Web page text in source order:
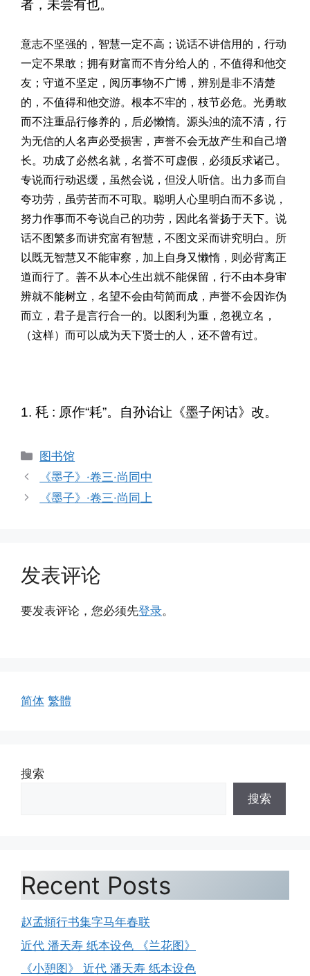
者，未尝有也。
意志不坚强的，智慧一定不高；说话不讲信用的，行动
一定不果敢；拥有财富而不肯分给人的，不值得和他交
友；守道不坚定，阅历事物不广博，辨别是非不清楚
的，不值得和他交游。根本不牢的，枝节必危。光勇敢
而不注重品行修养的，后必懒惰。源头浊的流不清，行
为无信的人名声必受损害，声誉不会无故产生和自己增
长。功成了必然名就，名誉不可虚假，必须反求诸己。
专说而行动迟缓，虽然会说，但没人听信。出力多而自
夸功劳，虽劳苦而不可取。聪明人心里明白而不多说，
努力作事而不夸说自己的功劳，因此名誉扬于天下。说
话不图繁多而讲究富有智慧，不图文采而讲究明白。所
以既无智慧又不能审察，加上自身又懒惰，则必背离正
道而行了。善不从本心生出就不能保留，行不由本身审
辨就不能树立，名望不会由茍简而成，声誉不会因诈伪
而立，君子是言行合一的。以图利为重，忽视立名，
（这样）而可以成为天下贤士的人，还不曾有过。
1. 秏 : 原作“耗”。自孙诒让《墨子闲诂》改。
分
类
图书馆
《墨子》·卷三·尚同中
《墨子》·卷三·尚同上
发表评论
要发表评论，您必须先登录。
简体 繁體
搜索
搜索
Recent Posts
赵孟頫行书集字马年春联
近代 潘天寿 纸本设色 《兰花图》
《小憩图》 近代 潘天寿 纸本设色